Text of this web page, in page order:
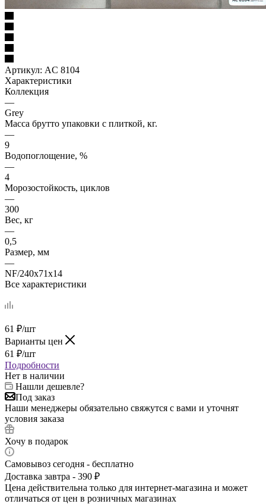
Артикул: AC 8104
Характеристики
Коллекция
—
Grey
Масса брутто упаковки с плиткой, кг.
—
9
Водопоглощение, %
—
4
Морозостойкость, циклов
—
300
Вес, кг
—
0,5
Размер, мм
—
NF/240х71х14
Все характеристики
61 ₽/шт
Варианты цен
61 ₽/шт
Подробности
Нет в наличии
Нашли дешевле?
Под заказ
Наши менеджеры обязательно свяжутся с вами и уточнят
условия заказа
Хочу в подарок
Самовывоз сегодня - бесплатно
Доставка завтра - 390 ₽
Цена действительна только для интернет-магазина и может
отличаться от цен в розничных магазинах